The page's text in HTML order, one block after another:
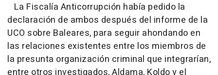
La Fiscalía Anticorrupción había pedido la
declaración de ambos después del informe de la
UCO sobre Baleares, para seguir ahondando en
las relaciones existentes entre los miembros de
la presunta organización criminal que integrarían,